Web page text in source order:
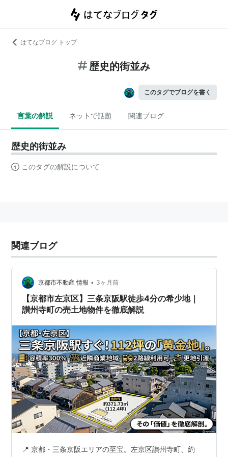
はてなブログ トップ
歴史的街並み
このタグでブログを書く
言葉の解説 ネットで話題 関連ブログ
歴史的街並み
このタグの解説について
関連ブログ
京都市不動産 情報 • 3ヶ月前
【京都市左京区】三条京阪駅徒歩4分の希少地｜
讃州寺町の売土地物件を徹底解説
📍 京都・三条京阪エリアの至宝。左京区讃州寺町、約